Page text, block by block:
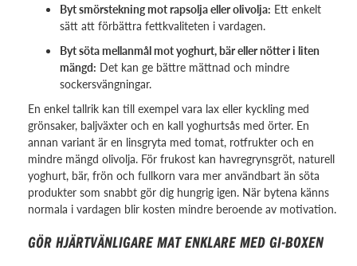
Byt smörstekning mot rapsolja eller olivolja: Ett enkelt
sätt att förbättra fettkvaliteten i vardagen.
Byt söta mellanmål mot yoghurt, bär eller nötter i liten
mängd: Det kan ge bättre mättnad och mindre
sockersvängningar.
En enkel tallrik kan till exempel vara lax eller kyckling med
grönsaker, baljväxter och en kall yoghurtsås med örter. En
annan variant är en linsgryta med tomat, rotfrukter och en
mindre mängd olivolja. För frukost kan havregrynsgröt, naturell
yoghurt, bär, frön och fullkorn vara mer användbart än söta
produkter som snabbt gör dig hungrig igen. När bytena känns
normala i vardagen blir kosten mindre beroende av motivation.
GÖR HJÄRTVÄNLIGARE MAT ENKLARE MED GI-BOXEN